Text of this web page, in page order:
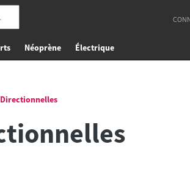
Néoprène Électrique